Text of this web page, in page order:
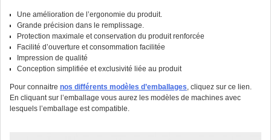
Une amélioration de l’ergonomie du produit.
Grande précision dans le remplissage.
Protection maximale et conservation du produit renforcée
Facilité d’ouverture et consommation facilitée
Impression de qualité
Conception simplifiée et exclusivité liée au produit
Pour connaitre nos différents modèles d’emballages, cliquez sur ce lien.
En cliquant sur l’emballage vous aurez les modèles de machines avec
lesquels l’emballage est compatible.